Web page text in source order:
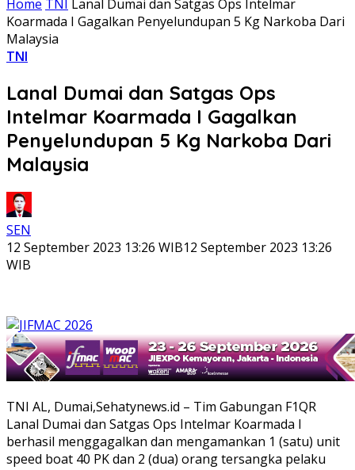
Home TNI Lanal Dumai dan Satgas Ops Intelmar
Koarmada I Gagalkan Penyelundupan 5 Kg Narkoba Dari
Malaysia
TNI
Lanal Dumai dan Satgas Ops
Intelmar Koarmada I Gagalkan
Penyelundupan 5 Kg Narkoba Dari
Malaysia
SEN
12 September 2023 13:26 WIB12 September 2023 13:26
WIB
TNI AL, Dumai,Sehatynews.id – Tim Gabungan F1QR
Lanal Dumai dan Satgas Ops Intelmar Koarmada I
berhasil menggagalkan dan mengamankan 1 (satu) unit
speed boat 40 PK dan 2 (dua) orang tersangka pelaku